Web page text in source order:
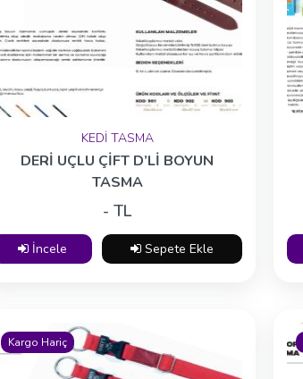
KEDİ TASMA
DERİ UÇLU ÇİFT D’Lİ BOYUN
TASMA
- TL
İncele Sepete Ekle
Kargo Hariç